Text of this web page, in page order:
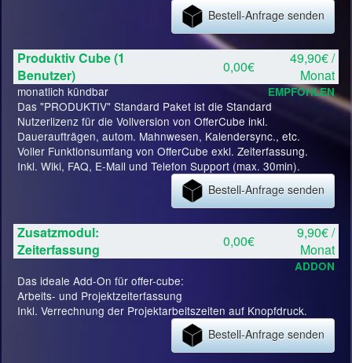
Bestell-Anfrage senden
Produktiv Cube (1
Benutzer)
0,00€
49,90€ /
Monat
monatlich kündbar EMPFOHLEN
Das "PRODUKTIV" Standard Paket ist die Standard
Nutzerlizenz für die Vollversion von OfferCube inkl.
Daueraufträgen, autom. Mahnwesen, Kalendersync., etc.
Voller Funktionsumfang von OfferCube exkl. Zeiterfassung.
Inkl. Wiki, FAQ, E-Mail und Telefon Support (max. 30min).
Bestell-Anfrage senden
Zusatzmodul:
Zeiterfassung
0,00€
9,90€ /
Monat
ADDON
Das ideale Add-On für offer-cube:
Arbeits- und Projektzeiterfassung
Inkl. Verrechnung der Projektarbeitszeiten auf Knopfdruck.
Bestell-Anfrage senden